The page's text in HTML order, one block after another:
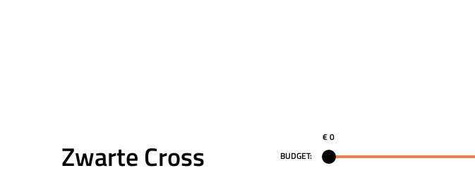
Zwarte Cross BUDGET:
€ 0